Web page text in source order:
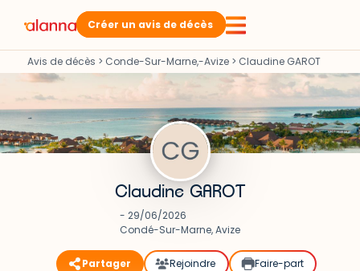
Créer un avis de décès
Avis de décès > Conde-Sur-Marne,-Avize > Claudine GAROT
Claudine GAROT
- 29/06/2026
Condé-Sur-Marne, Avize
Partager Rejoindre Faire-part